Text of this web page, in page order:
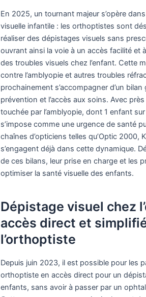
En 2025, un tournant majeur s’opère
visuelle infantile : les orthoptistes sont
réaliser des dépistages visuels sans
ouvrant ainsi la voie à un accès facilité et
des troubles visuels chez l’enfant. Cette
contre l’amblyopie et autres troubles
prochainement s’accompagner d’un
prévention et l’accès aux soins. Avec
touchée par l’amblyopie, dont 1 enfant
s’impose comme une urgence de santé
chaînes d’opticiens telles qu’Optic 2000,
s’engagent déjà dans cette dynamique.
de ces bilans, leur prise en charge et les
optimiser la santé visuelle des enfants.
Dépistage visuel chez
accès direct et
l’orthoptiste
Depuis juin 2023, il est possible pour les
orthoptiste en accès direct pour un
enfants, sans avoir à passer par un